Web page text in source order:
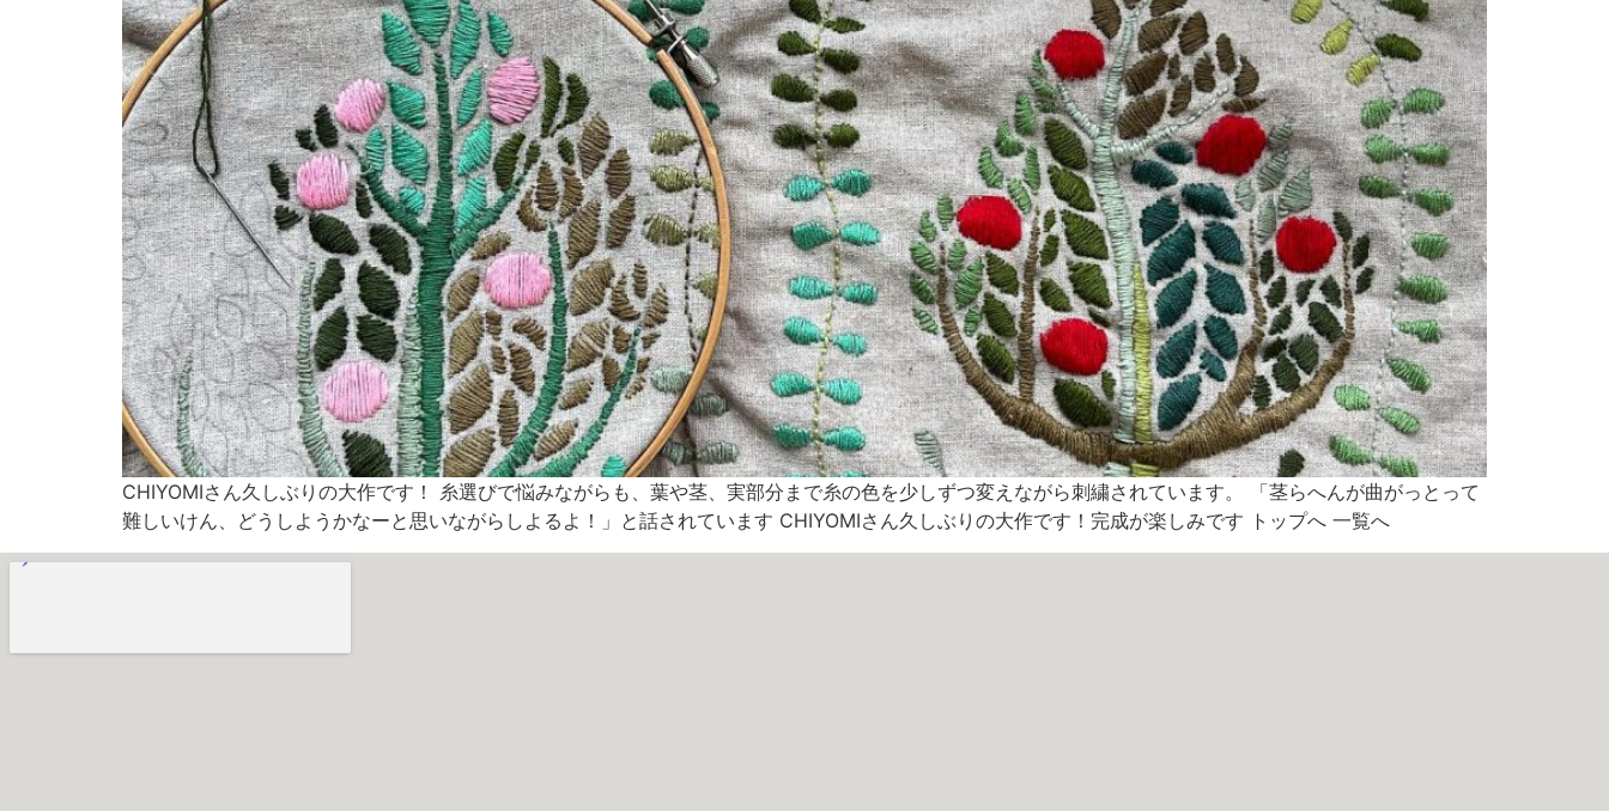
CHIYOMIさん久しぶりの大作です！ 糸選びで悩みながらも、葉や茎、実部分まで糸の色を少しずつ変えながら刺繍されています。 「茎らへんが曲がっとって
難しいけん、どうしようかなーと思いながらしよるよ！」と話されています CHIYOMIさん久しぶりの大作です！完成が楽しみです トップへ 一覧へ